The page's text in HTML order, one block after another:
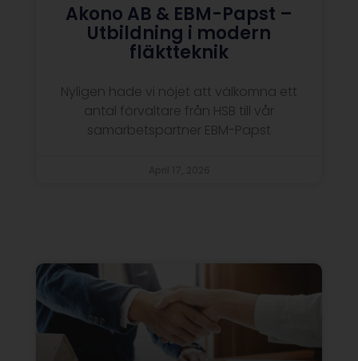
Akono AB & EBM-Papst –
Utbildning i modern
fläktteknik
Nyligen hade vi nöjet att välkomna ett
antal förvaltare från HSB till vår
samarbetspartner EBM-Papst